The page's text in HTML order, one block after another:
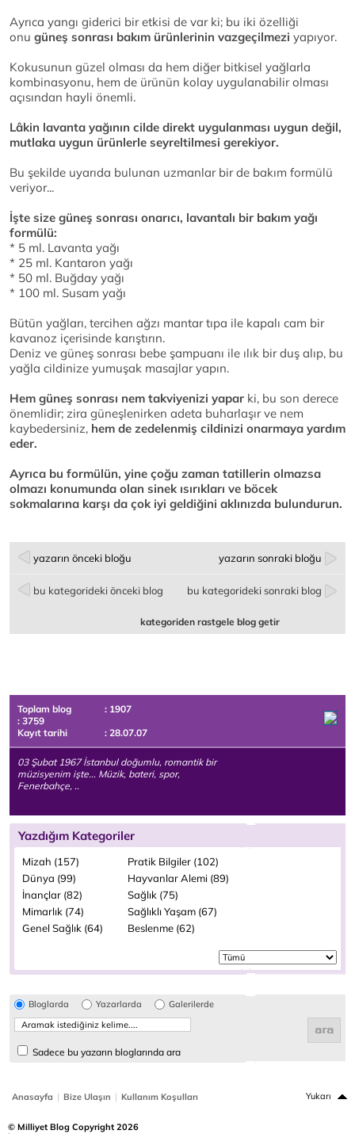
Ayrıca yangı giderici bir etkisi de var ki; bu iki özelliği
onu güneş sonrası bakım ürünlerinin vazgeçilmezi yapıyor.
Kokusunun güzel olması da hem diğer bitkisel yağlarla
kombinasyonu, hem de ürünün kolay uygulanabilir olması
açısından hayli önemli.
Lâkin lavanta yağının cilde direkt uygulanması uygun değil,
mutlaka uygun ürünlerle seyreltilmesi gerekiyor.
Bu şekilde uyarıda bulunan uzmanlar bir de bakım formülü
veriyor...
İşte size güneş sonrası onarıcı, lavantalı bir bakım yağı
formülü:
* 5 ml. Lavanta yağı
* 25 ml. Kantaron yağı
* 50 ml. Buğday yağı
* 100 ml. Susam yağı
Bütün yağları, tercihen ağzı mantar tıpa ile kapalı cam bir
kavanoz içerisinde karıştırın.
Deniz ve güneş sonrası bebe şampuanı ile ılık bir duş alıp, bu
yağla cildinize yumuşak masajlar yapın.
Hem güneş sonrası nem takviyenizi yapar ki, bu son derece
önemlidir; zira güneşlenirken adeta buharlaşır ve nem
kaybedersiniz, hem de zedelenmiş cildinizi onarmaya yardım
eder.
Ayrıca bu formülün, yine çoğu zaman tatillerin olmazsa
olmazı konumunda olan sinek ısırıkları ve böcek
sokmalarına karşı da çok iyi geldiğini aklınızda bulundurun.
yazarın önceki bloğu yazarın sonraki bloğu
bu kategorideki önceki blog bu kategorideki sonraki blog
kategoriden rastgele blog getir
Toplam blog
: 1907
: 3759
Kayıt tarihi
: 28.07.07
03 Şubat 1967 İstanbul doğumlu, romantik bir
müzisyenim işte... Müzik, bateri, spor,
Fenerbahçe, ..
Yazdığım Kategoriler
Mizah (157)
Pratik Bilgiler (102)
Dünya (99)
Hayvanlar Alemi (89)
İnançlar (82)
Sağlık (75)
Mimarlık (74)
Sağlıklı Yaşam (67)
Genel Sağlık (64)
Beslenme (62)
Bloglarda Yazarlarda Galerilerde
Sadece bu yazarın bloglarında ara
Anasayfa | Bize Ulaşın | Kullanım Koşulları Yukarı
© Milliyet Blog Copyright 2026